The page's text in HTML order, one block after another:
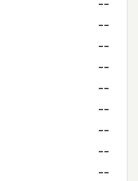
--
--
--
--
--
--
--
--
--